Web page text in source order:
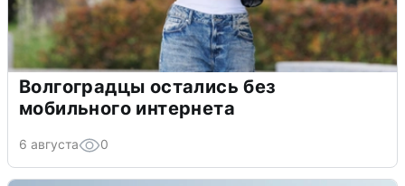
Волгоградцы остались без
мобильного интернета
6 августа 0